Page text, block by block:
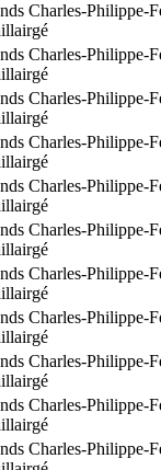
Charles-Philippe-
Charles-Philippe-
Charles-Philippe-
Charles-Philippe-
Charles-Philippe-
Charles-Philippe-
Charles-Philippe-
Charles-Philippe-
Charles-Philippe-
Charles-Philippe-
Charles-Philippe-